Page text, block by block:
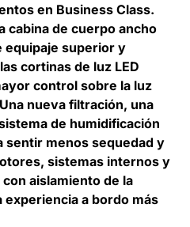
en Business Class.
cabina de cuerpo ancho
equipaje superior y
cortinas de luz LED
control sobre la luz
nueva filtración, una
de humidificación
sentir menos sequedad y
sistemas internos y
aislamiento de la
a bordo más